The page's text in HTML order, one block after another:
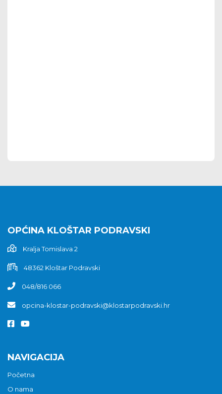
OPĆINA KLOŠTAR PODRAVSKI
Kralja Tomislava 2
48362 Kloštar Podravski
048/816 066
opcina-klostar-podravski@klostarpodravski.hr
NAVIGACIJA
Početna
O nama